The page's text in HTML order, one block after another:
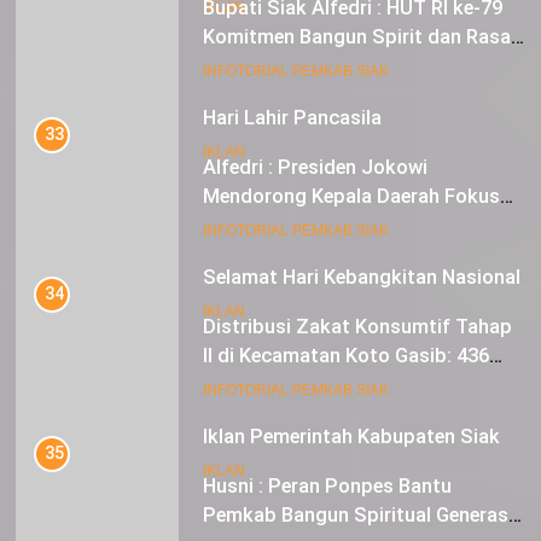
IKLAN
Hari Lahir Pancasila
IKLAN
Selamat Hari Kebangkitan Nasional
IKLAN
Iklan Pemerintah Kabupaten Siak
IKLAN
Bupati Siak Alfedri : HUT RI ke-79
Komitmen Bangun Spirit dan Rasa
Nasionalisme
INFOTORIAL PEMKAB SIAK
33
Alfedri : Presiden Jokowi
Mendorong Kepala Daerah Fokus
pada Inflasi dan Pilkada Serentak
INFOTORIAL PEMKAB SIAK
34
Distribusi Zakat Konsumtif Tahap
II di Kecamatan Koto Gasib: 436
Mustahik Terima Bantuan
INFOTORIAL PEMKAB SIAK
35
Husni : Peran Ponpes Bantu
Pemkab Bangun Spiritual Generasi